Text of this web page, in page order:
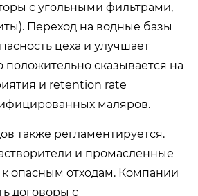
с угольными фильтрами,
Переход на водные базы
цеха и улучшает
положительно сказывается на
и retention rate
маляров.
также регламентируется.
и промасленные
к опасным отходам. Компании
договоры с